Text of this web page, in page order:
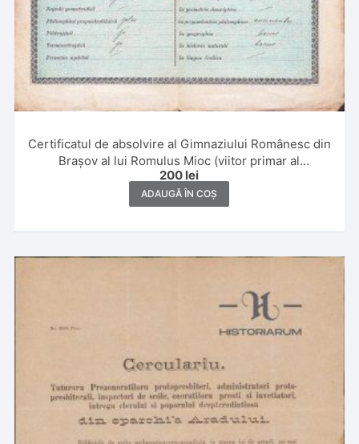
Certificatul de absolvire al Gimnaziului Românesc din
Brașov al lui Romulus Mioc (viitor primar al
Petroșanilor și prefect al județului Hunedoara), 1904,
semnat olograf de personalități – mitropolitul Ioan
Mețianu al Ardealului, Ioan Bunea, Virgil Onițiu,
200 lei
ADAUGĂ ÎN COȘ